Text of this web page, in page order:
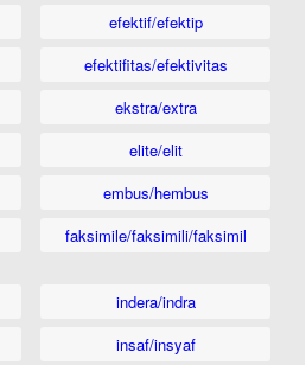
efektif/efektip
efektifitas/efektivitas
ekstra/extra
elite/elit
embus/hembus
faksimile/faksimili/faksimil
indera/indra
insaf/insyaf